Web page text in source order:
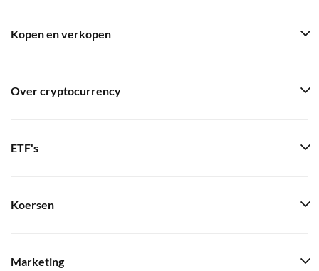
Kopen en verkopen
Over cryptocurrency
ETF's
Koersen
Marketing